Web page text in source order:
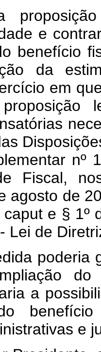
e
benefício
da
em
Fiscal,
agosto de
e § 1º
Lei de
poderia
do
a
do
e